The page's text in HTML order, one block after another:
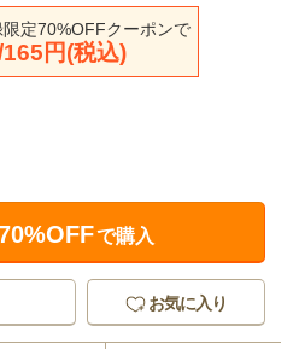
定70%OFFクーポンで
円(税込)
で購入
お気に入り